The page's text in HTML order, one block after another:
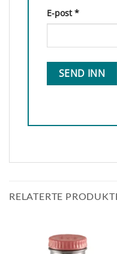
E-post*
RELATERTE